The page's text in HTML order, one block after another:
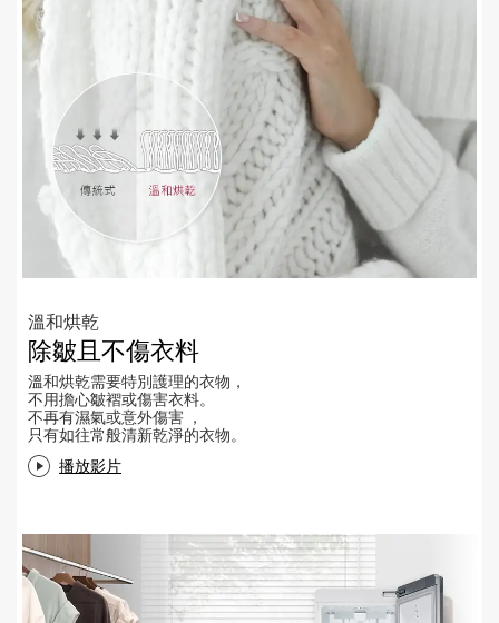
溫和烘乾
除皺且不傷衣料
溫和烘乾需要特別護理的衣物，
不用擔心皺褶或傷害衣料。
不再有濕氣或意外傷害 ，
只有如往常般清新乾淨的衣物。
播放影片